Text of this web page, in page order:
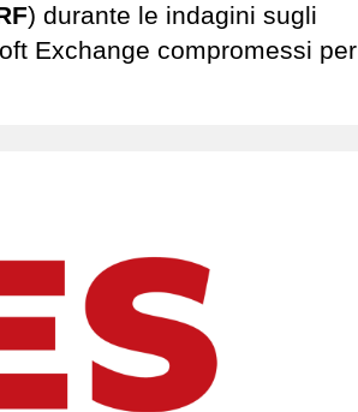
) durante le indagini sugli
Exchange compromessi per